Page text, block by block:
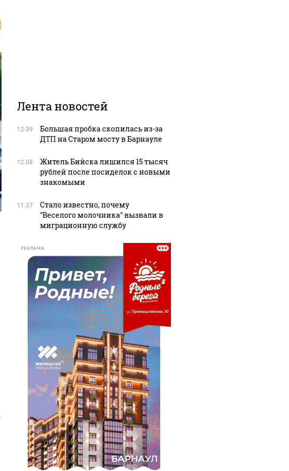
Лента новостей
12:39
Большая пробка скопилась из-за
ДТП на Старом мосту в Барнауле
12:08
Житель Бийска лишился 15 тысяч
рублей после посиделок с новыми
знакомыми
11:37
Стало известно, почему
"Веселого молочника" вызвали в
миграционную службу
РЕКЛАМА